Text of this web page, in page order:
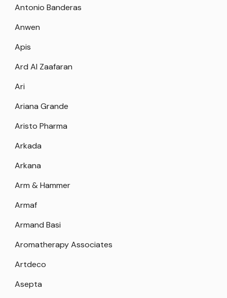
Antonio Banderas
Anwen
Apis
Ard Al Zaafaran
Ari
Ariana Grande
Aristo Pharma
Arkada
Arkana
Arm & Hammer
Armaf
Armand Basi
Aromatherapy Associates
Artdeco
Asepta